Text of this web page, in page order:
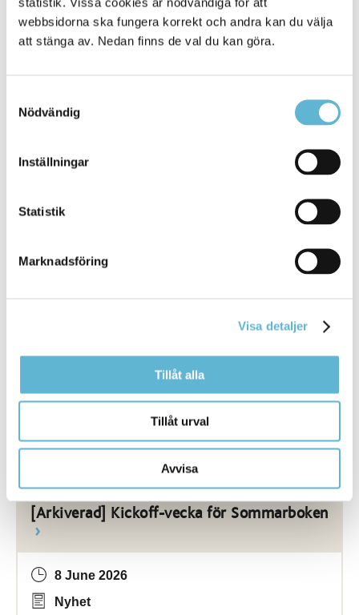
webbsidorna ska fungera korrekt och andra kan du välja
att stänga av. Nedan finns de val du kan göra.
Nödvändig
Inställningar
Statistik
Marknadsföring
Visa detaljer
Tillåt alla
Tillåt urval
Avvisa
Nyhet
ovädret drar
är det skönt att veta att man förberett
sig för att
[Arkiverad] Information om byte av PIN-
... guiden här: Så här lägger du till e-post som
inloggningsmetodFrågor? Välkommen att kontakta
Bromölla Kommun
[Arkiverad] Kickoff-vecka för Sommarboken
8 June 2026
Nyhet